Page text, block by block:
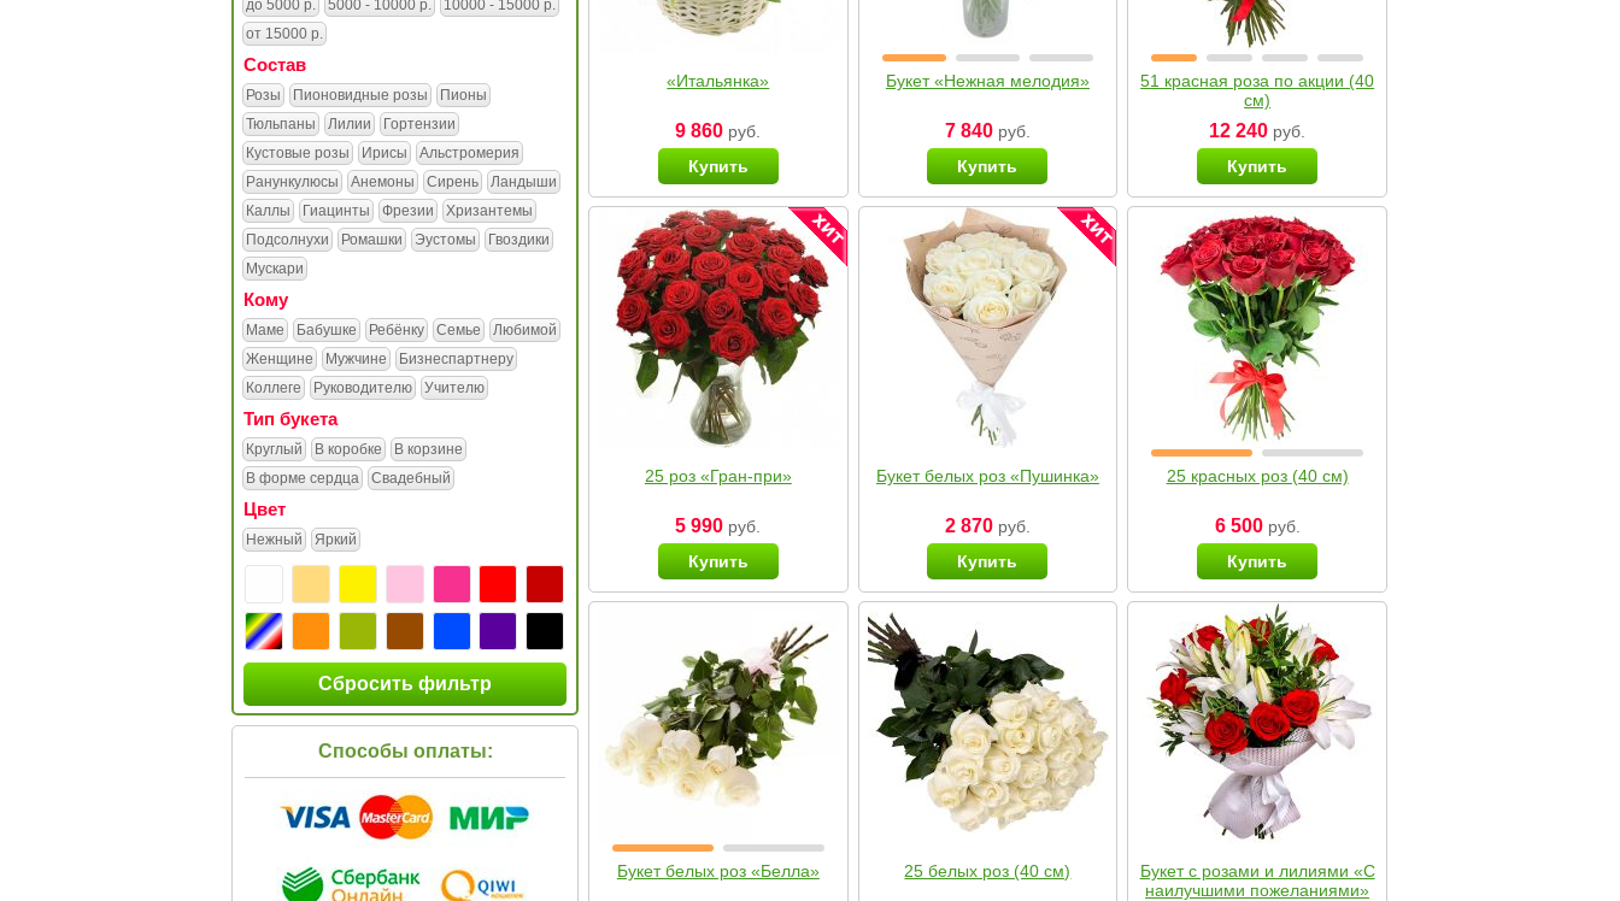
до 5000 р. 5000 - 10000 р.
10000 - 15000 р.
от 15000 р.
Состав
Розы Пионовидные розы
Пионы
Тюльпаны
Лилии
Гортензии
Кустовые розы
Ирисы
Альстромерия
Ранункулюсы
Анемоны Сирень
Ландыши
Каллы
Гиацинты Фрезии
Хризантемы
Подсолнухи
Ромашки Эустомы
Гвоздики
Мускари
Кому
Маме Бабушке Ребёнку Семье
Любимой
Женщине
Мужчине
Бизнеспартнеру
Коллеге
Руководителю Учителю
Тип букета
Круглый В коробке
В корзине
В форме сердца
Свадебный
Цвет
Нежный Яркий
Сбросить фильтр
Способы оплаты:
«Итальянка»
9 860 руб.
Купить
Букет «Нежная мелодия»
7 840руб.
Купить
51 красная роза по акции (40
см)
12 240 руб.
Купить
25 роз «Гран-при»
5 990 руб.
Купить
Букет белых роз «Пушинка»
2 870руб.
Купить
25 красных роз (40 см)
6 500руб.
Купить
Букет белых роз «Белла» 25 белых роз (40 см)
Букет с розами и лилиями «С
наилучшими пожеланиями»